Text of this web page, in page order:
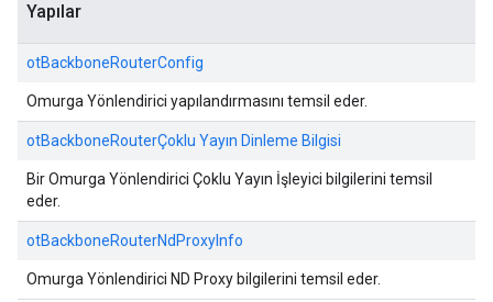
Yapılar
otBackboneRouterConfig
Omurga Yönlendirici yapılandırmasını temsil eder.
otBackboneRouterÇoklu Yayın Dinleme Bilgisi
Bir Omurga Yönlendirici Çoklu Yayın İşleyici bilgilerini temsil
eder.
otBackboneRouterNdProxyInfo
Omurga Yönlendirici ND Proxy bilgilerini temsil eder.